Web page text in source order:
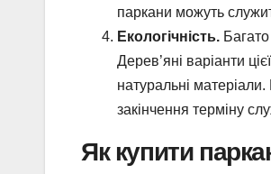
паркани можуть
Екологічність.
Дерев’яні варіанти
натуральні
закінчення терміну
Як купити